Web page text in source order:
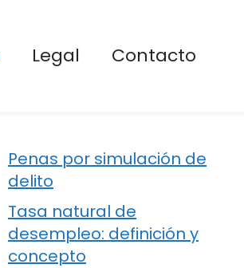
Legal Contacto
Penas por simulación de
delito
Tasa natural de
desempleo: definición y
concepto